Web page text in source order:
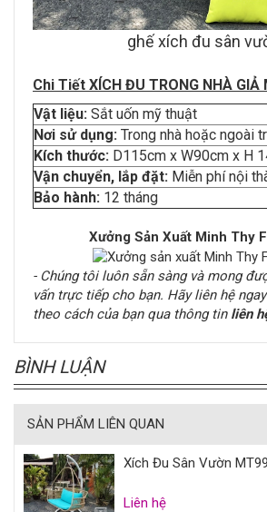
ghế xích đu sân
Chi Tiết XÍCH ĐU TRONG NHÀ GIẢ
Vật liệu: Sắt uốn mỹ thuật
Nơi sử dụng: Trong nhà hoặc ngoài
Kích thước: D115cm x W90cm x H
Vận chuyển, lắp đặt: Miễn phí nội
Bảo hành: 12 tháng
Xưởng Sản Xuất Minh Thy
- Chúng tôi luôn sẵn sàng và mong
vấn trực tiếp cho bạn. Hãy liên hệ
theo cách của bạn qua thông tin liên
BÌNH LUẬN
SẢN PHẨM LIÊN QUAN
Xích Đu Sân Vườn
Liên hệ